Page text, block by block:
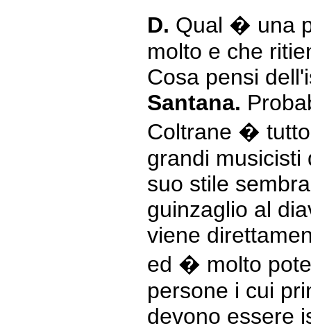
D. Qual � una
molto e che
Cosa pensi
Santana.
Coltrane �
grandi musicisti
suo stile
guinzaglio al
viene
ed � molto
persone i cui
devono essere